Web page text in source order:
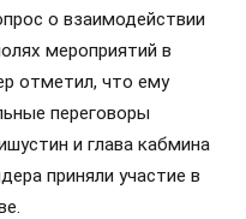
о взаимодействии
мероприятий в
отметил, что ему
переговоры
и глава кабмина
приняли участие в